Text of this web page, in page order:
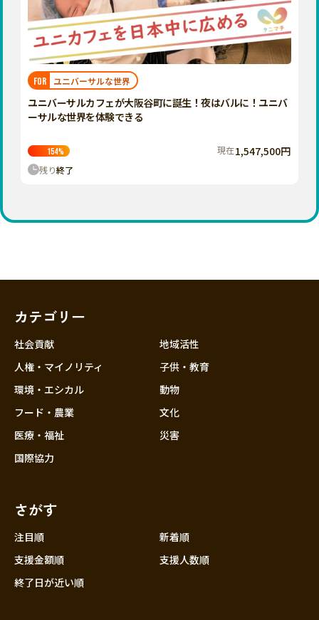
香川
愛媛
高知
佐賀
熊本
鹿児島
FOR ユニバーサルな世界
ユニバーサルカフェが大阪谷町に誕生！夜はバルに！ユニバ
ーサルな世界を体験できる
154% 現在1,547,500円
残り終了
カテゴリー
社会貢献
人権・マイノリティ
環境・エシカル
フード・農業
医療・福祉
国際協力
地域活性
子供・教育
動物
文化
災害
さがす
注目順
新着順
支援金額順
支援人数順
終了日が近い順